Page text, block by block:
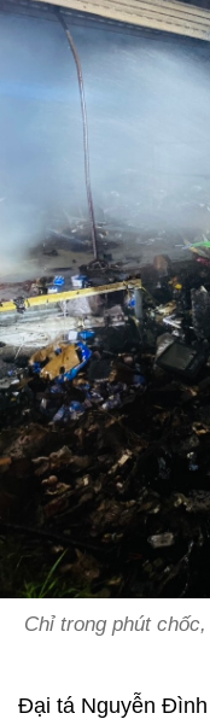
Chỉ trong phút
Đại tá Nguyễn